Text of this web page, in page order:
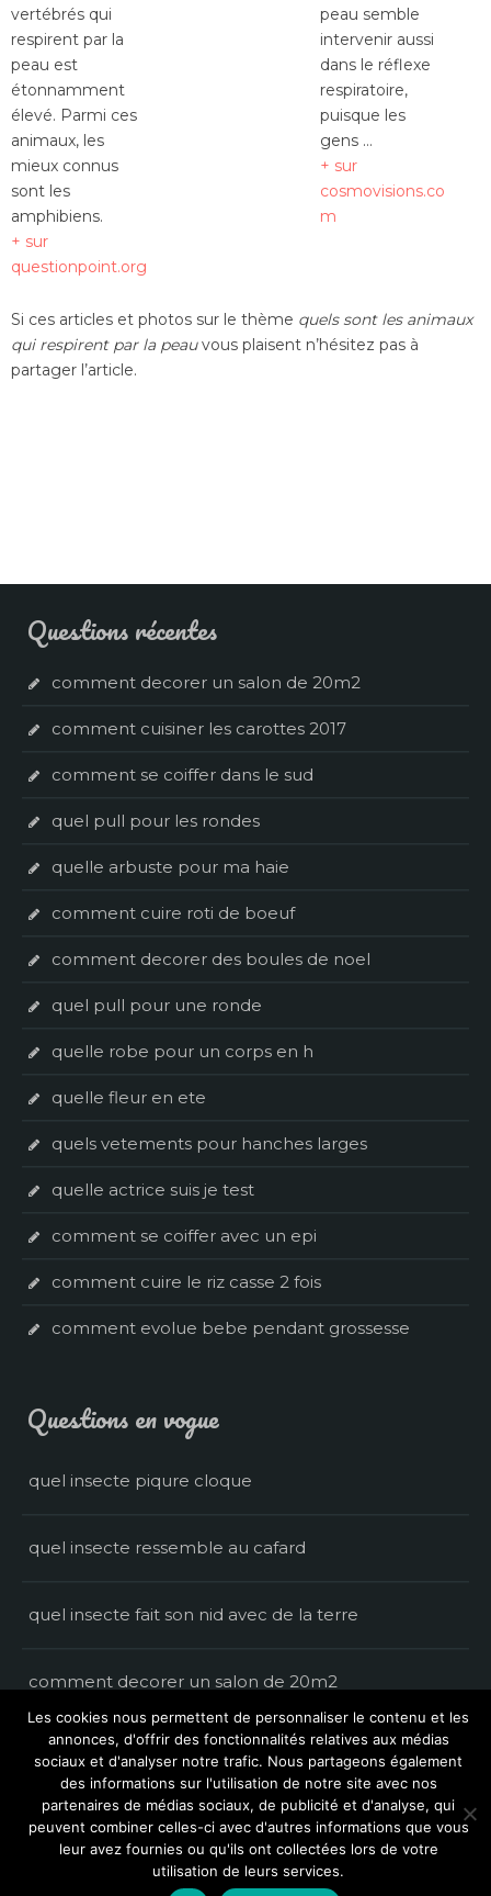
vertébrés qui
respirent par la
peau est
étonnamment
élevé. Parmi ces
animaux, les
mieux connus
sont les
amphibiens.
+ sur
questionpoint.org
peau semble
intervenir aussi
dans le réflexe
respiratoire,
puisque les
gens …
+ sur
cosmovisions.co
m
Si ces articles et photos sur le thème quels sont les animaux
qui respirent par la peauvous plaisent n’hésitez pas à
partager l’article.
Questions récentes
comment decorer un salon de 20m2
comment cuisiner les carottes 2017
comment se coiffer dans le sud
quel pull pour les rondes
quelle arbuste pour ma haie
comment cuire roti de boeuf
comment decorer des boules de noel
quel pull pour une ronde
quelle robe pour un corps en h
quelle fleur en ete
quels vetements pour hanches larges
quelle actrice suis je test
comment se coiffer avec un epi
comment cuire le riz casse 2 fois
comment evolue bebe pendant grossesse
Questions en vogue
quel insecte piqure cloque
quel insecte ressemble au cafard
quel insecte fait son nid avec de la terre
comment decorer un salon de 20m2
comment habiller bebe la nuit
© 2026 Des Questions. Tous droits réservés.
Propulsé parTribal Theme.
Les cookies nous permettent de personnaliser le contenu et les
annonces, d'offrir des fonctionnalités relatives aux médias
sociaux et d'analyser notre trafic. Nous partageons également
des informations sur l'utilisation de notre site avec nos
partenaires de médias sociaux, de publicité et d'analyse, qui
peuvent combiner celles-ci avec d'autres informations que vous
leur avez fournies ou qu'ils ont collectées lors de votre
utilisation de leurs services.